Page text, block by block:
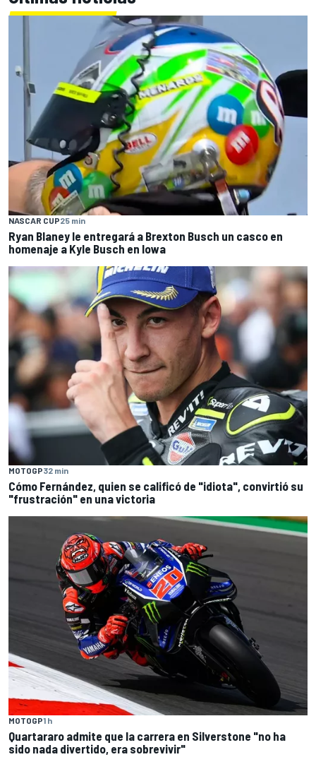
NASCAR CUP25 min
Ryan Blaney le entregará a Brexton Busch un casco en
homenaje a Kyle Busch en Iowa
MOTOGP32 min
Cómo Fernández, quien se calificó de "idiota", convirtió su
"frustración" en una victoria
MOTOGP1 h
Quartararo admite que la carrera en Silverstone "no ha
sido nada divertido, era sobrevivir"